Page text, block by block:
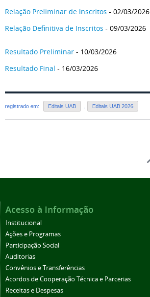
Relação Preliminar de Inscritos - 02/03/2026
Relação Definitiva de Inscritos - 09/03/2026
Resultado Preliminar - 10/03/2026
Resultado Final - 16/03/2026
registrado em: Editais UAB Editais UAB 2026
Acesso à Informação
Institucional
Ações e Programas
Participação Social
Auditorias
Convênios e Transferências
Acordos de Cooperação Técnica e Parcerias
Receitas e Despesas